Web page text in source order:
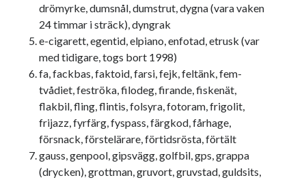
drömyrke, dumsnål, dumstrut, dygna (vara vaken
24 timmar i sträck), dyngrak
e-cigarett, egentid, elpiano, enfotad, etrusk (var
med tidigare, togs bort 1998)
fa, fackbas, faktoid, farsi, fejk, feltänk, fem-
tvådiet, feströka, filodeg, firande, fiskenät,
flakbil, fling, flintis, folsyra, fotoram, frigolit,
frijazz, fyrfärg, fyspass, färgkod, fårhage,
försnack, förstelärare, förtidsrösta, förtält
gauss, genpool, gipsvägg, golfbil, gps, grappa
(drycken), grottman, gruvort, gruvstad, guldsits,